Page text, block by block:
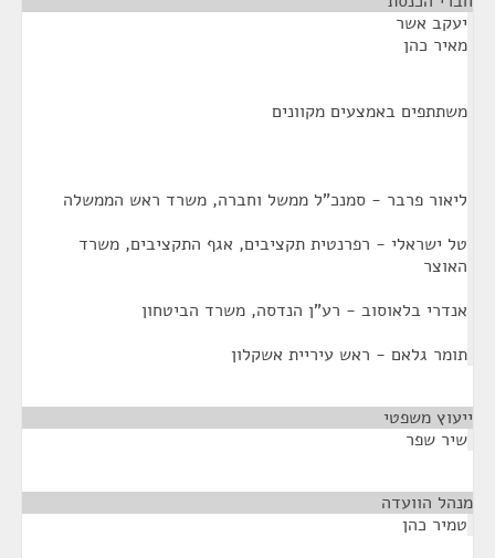
יעקב אשר
מאיר כהן
משתתפים באמצעים מקוונים
ליאור פרבר - סמנכ"ל ממשל וחברה, משרד ראש הממשלה
טל ישראלי - רפרנטית תקציבים, אגף התקציבים, משרד
האוצר
אנדרי בלאוסוב - רע"ן הנדסה, משרד הביטחון
תומר גלאם - ראש עיריית אשקלון
ייעוץ משפטי
שיר שפר
מנהל הוועדה
טמיר כהן